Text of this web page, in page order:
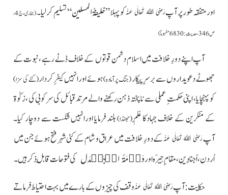
اور متفقہ طور پر آپرَضِیَ اللہُ تَعَالٰی عَنْہکوپہلا ”خلیفۃُالمسلین“ تسلیم کرلیا۔ (بخاری،ج 4،
ص346، حدیث: 6830مفہوماً)
آپ اپنے دورِ خلافت میں اسلام دشمن قوتوں کے خلاف ڈٹے رہے ،نبوت کے
جھوٹے دعویداروں سے برسرِپیکار(جنگ پر آمادہ)ہوئے اور انہیں کیفرِ کردار(کئے کی سزا)
کو پہنچایا، اپنی حکمتِ عملی سے نا پختہ ذہن رکھنے والے مرتد قبائل کی سر کوبی کی ،زکوٰۃ
کے منکرین کے خلاف جہادکا عَلَم(جھنڈا)بلند فرمایا اورانہیں شکست سے دوچار کیا۔
آپرَضِیَ اللہُ تَعَالٰی عَنْہکے دورِ خلافت میں عراق و شام کے کئی شہر فتح ہوئے جن میں
اُردن، اَجنادِین، مقام ِحِیرَہ اوردَوۡمَۃُ الۡجَنۡدَل کی فتوحات قابلِ ذکر ہیں ۔
حکایت:آپرَضِیَ اللہُ تَعَالٰی عَنْہوقف کی چیزوں کے بارے میں بہت احتیاط فرماتے